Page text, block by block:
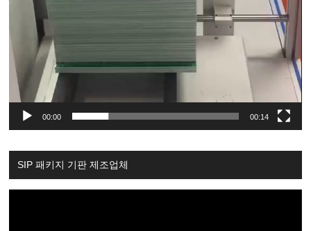
00:00 00:14
SIP 패키지 기판 제조업체